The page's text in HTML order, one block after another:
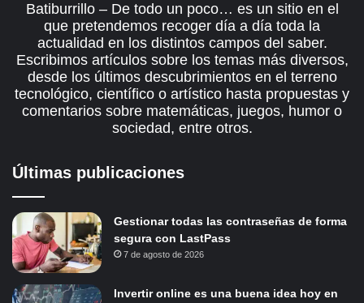
Batiburrillo – De todo un poco… es un sitio en el
que pretendemos recoger día a día toda la
actualidad en los distintos campos del saber.
Escribimos artículos sobre los temas más diversos,
desde los últimos descubrimientos en el terreno
tecnológico, científico o artístico hasta propuestas y
comentarios sobre matemáticas, juegos, humor o
sociedad, entre otros.
Últimas publicaciones
Gestionar todas las contraseñas de forma
segura con LastPass
7 de agosto de 2026
Invertir online es una buena idea hoy en